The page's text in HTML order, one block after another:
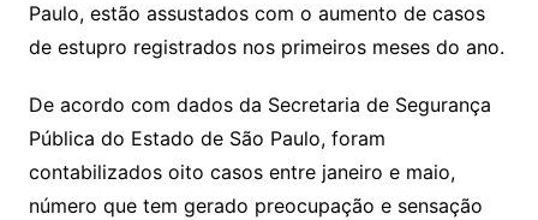
Paulo, estão assustados com o aumento de casos
de estupro registrados nos primeiros meses do ano.
De acordo com dados da Secretaria de Segurança
Pública do Estado de São Paulo, foram
contabilizados oito casos entre janeiro e maio,
número que tem gerado preocupação e sensação